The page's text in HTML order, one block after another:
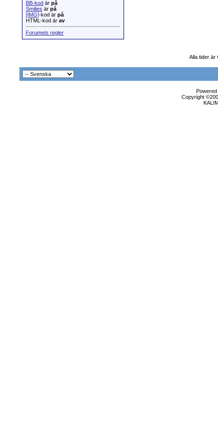
BB-kod är på
Smilies är på
[IMG]-kod är på
HTML-kod är av
Forumets regler
Alla tider är
Copyright